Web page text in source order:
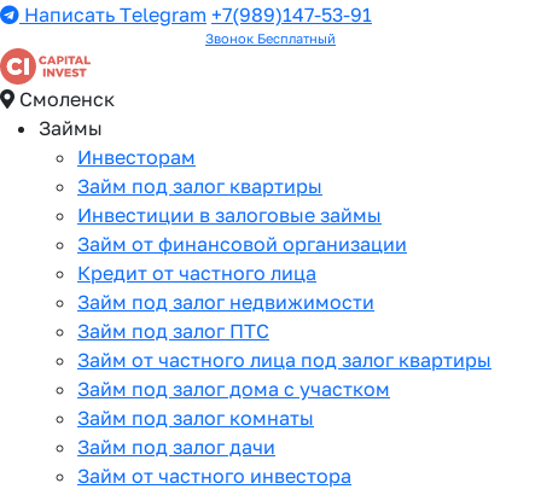
Написать Telegram +7(989)147-53-91
Звонок Бесплатный
Смоленск
Займы
Инвесторам
Займ под залог квартиры
Инвестиции в залоговые займы
Займ от финансовой организации
Кредит от частного лица
Займ под залог недвижимости
Займ под залог ПТС
Займ от частного лица под залог квартиры
Займ под залог дома с участком
Займ под залог комнаты
Займ под залог дачи
Займ от частного инвестора